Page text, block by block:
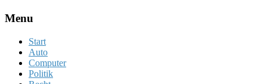
Menu
Skip
content
Start
Auto
Computer
Politik